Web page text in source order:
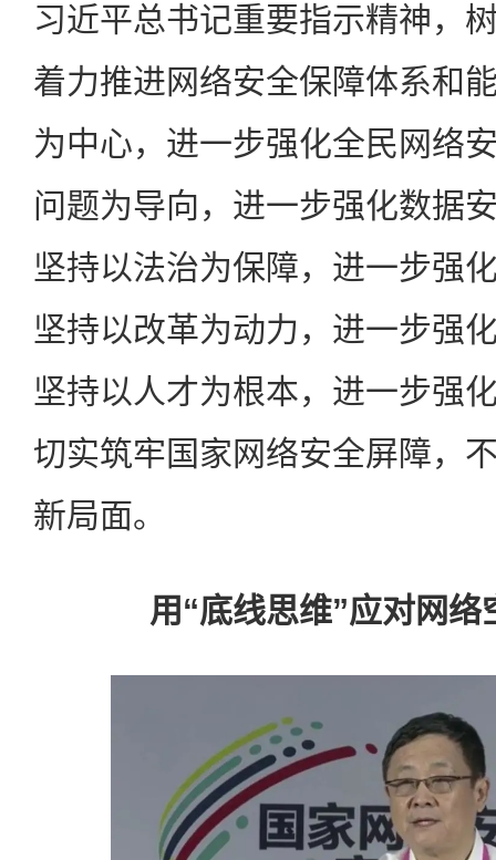
习近平总书记重要指示精神，
着力推进网络安全保障体系和
为中心，进一步强化全民网络
问题为导向，进一步强化数据
坚持以法治为保障，进一步强
坚持以改革为动力，进一步强
坚持以人才为根本，进一步强
切实筑牢国家网络安全屏障，
新局面。
用“底线思维”应对网络